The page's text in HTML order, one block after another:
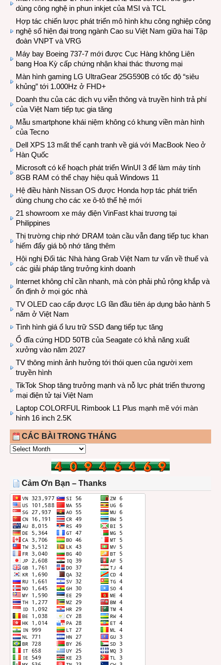
dùng công nghệ in phun inkjet của MSI và TCL
Hợp tác chiến lược phát triển mô hình khu công nghiệp công
nghệ số hiện đại trong ngành Cao su Việt Nam giữa hai Tập
đoàn VNPT và VRG
Máy bay Boeing 737-7 mới được Cục Hàng không Liên
bang Hoa Kỳ cấp chứng nhận khai thác thương mại
Màn hình gaming LG UltraGear 25G590B có tốc độ “siêu
khủng” tới 1.000Hz ở FHD+
Doanh thu của các dịch vụ viễn thông và truyền hình trả phí
của Việt Nam tiếp tục gia tăng
Mẫu smartphone khái niệm không có khung viền màn hình
của Tecno
Dell XPS 13 mất thế cạnh tranh về giá với MacBook Neo ở
Hàn Quốc
Microsoft có kế hoạch phát triển WinUI 3 để làm máy tính
8GB RAM có thể chạy hiệu quả Windows 11
Hệ điều hành Nissan OS được Honda hợp tác phát triển
dùng chung cho các xe ô-tô thế hệ mới
21 showroom xe máy điện VinFast khai trương tại
Philippines
Thị trường chip nhớ DRAM toàn cầu vẫn đang tiếp tục khan
hiếm đẩy giá bộ nhớ tăng thêm
Hội nghị Đối tác Nhà hàng Grab Việt Nam tư vấn về thuế và
các giải pháp tăng trưởng kinh doanh
Internet không chỉ cần nhanh, mà còn phải phủ rộng khắp và
ổn định ở mọi góc nhà
TV OLED cao cấp được LG lần đầu tiên áp dụng bảo hành 5
năm ở Việt Nam
Tình hình giá ổ lưu trữ SSD đang tiếp tục tăng
Ổ đĩa cứng HDD 50TB của Seagate có khả năng xuất
xưởng vào năm 2027
TV thông minh ảnh hưởng tới thói quen của người xem
truyền hình
TikTok Shop tăng trưởng mạnh và nỗ lực phát triển thương
mại điện tử tại Việt Nam
Laptop COLORFUL Rimbook L1 Plus mạnh mẽ với màn
hình 16 inch 2.5K
CÁC BÀI TRONG THÁNG
CÁC
THÁNG
Cảm Ơn Bạn – Thanks